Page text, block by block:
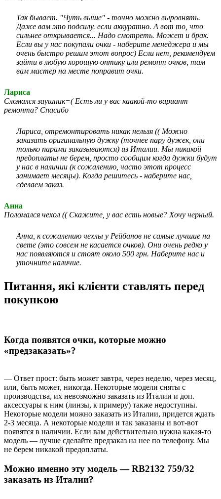
Так бывает. "Чуть выше" - точно можно выровнять.
Даже вам это подсилу. если аккуратно. А вот то, что
сильнее открывается... Надо смотреть. Может и брак.
Если вы у нас покупали очки - наберите менеджера и мы
очень быстро решим этот вопрос) Если нет, рекомендуем
зайти в любую хорошую оптику или ремонт очков, там
вам мастер на месте поправит очки.
Лариса
Сломался заушник=( Есть ли у вас каакой-то вариант
ремонта? Спасибо
Лариса, отремонтировать никак нельзя (( Можно
заказать оригинальную дужку (точнее пару дужек, они
только парами заказываются) из Италии. Мы никакой
предоплаты не берем, просто сообщим когда дужки будут
у нас в наличии (к сожалению, часто этот процесс
занимает месяцы). Когда решитесь - наберите нас,
сделаем заказ.
Анна
Поломался чехол (( Скажите, у вас есть новые? Хочу черный.
Анна, к сожалению чехлы у Рейбанов не самые лучшие на
свете (это совсем не касается очков). Они очень редко у
нас появляются и стоят около 500 грн. Наберите нас и
уточните наличие.
Питання, які клієнти ставлять перед
покупкою
Когда появятся очки, которые можно
«предзаказать»?
— Ответ прост: быть может завтра, через неделю, через месяц,
или, быть может, никогда. Некоторые модели сняты с
производства, их невозможно заказать из Италии и доп.
аксессуары к ним (линзы, к примеру) также недоступны.
Некоторые модели можно заказать из Италии, придется ждать
2-3 месяца. А некоторые модели и так заказаны и вот-вот
появятся в наличии. Если вам действительно нужна какая-то
модель — лучше сделайте предзаказ на нее по телефону. Мы
не берем никакой предоплаты.
Можно именно эту модель — RB2132 759/32
заказать из Италии?